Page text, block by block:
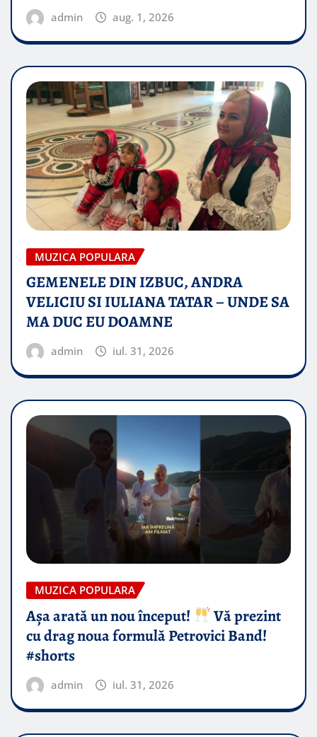
admin aug. 1, 2026
MUZICA POPULARA
GEMENELE DIN IZBUC, ANDRA
VELICIU SI IULIANA TATAR – UNDE SA
MA DUC EU DOAMNE
admin iul. 31, 2026
MUZICA POPULARA
Așa arată un nou început!
Vă prezint
cu drag noua formulă Petrovici Band!
#shorts
admin iul. 31, 2026